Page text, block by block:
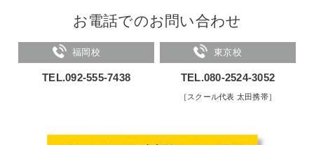
お電話でのお問い合わせ
福岡校
TEL.092-555-7438
東京校
TEL.080-2524-3052
［スクール代表 太田携帯］